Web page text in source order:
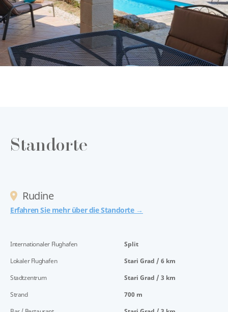
Standorte
Rudine
Erfahren Sie mehr über die Standorte →
Internationaler Flughafen
Lokaler Flughafen
Stadtzentrum
Strand
Split
Stari Grad / 6 km
Stari Grad / 3 km
700 m